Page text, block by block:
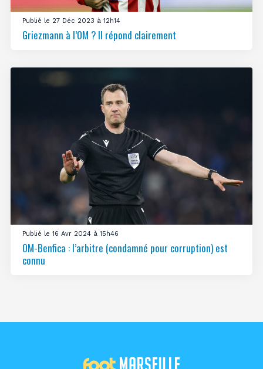
Publié le 27 Déc 2023 à 12h14
Griezmann à l’OM ? Il répond clairement
Publié le 16 Avr 2024 à 15h46
OM-Benfica : l’arbitre (condamné pour corruption) est
connu